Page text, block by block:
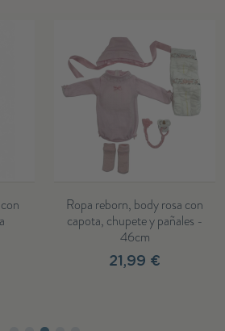
body rosa con
y pañales -
Reborn Sofía –
mano con pelele
accesorios (46
134,99 €